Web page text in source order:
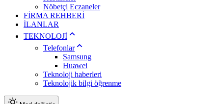
Nöbetçi Eczaneler
FİRMA REHBERİ
İLANLAR
TEKNOLOJİ
Telefonlar
Samsung
Huawei
Teknoloji haberleri
Teknolojik bilgi öğrenme